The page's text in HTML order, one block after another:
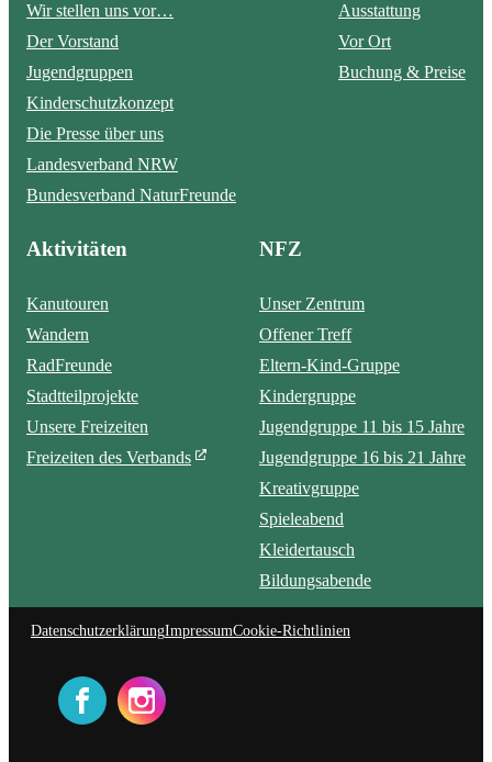
Wir stellen uns vor…
Der Vorstand
Jugendgruppen
Kinderschutzkonzept
Die Presse über uns
Landesverband NRW
Bundesverband NaturFreunde
Ausstattung
Vor Ort
Buchung & Preise
Aktivitäten
Kanutouren
Wandern
RadFreunde
Stadtteilprojekte
Unsere Freizeiten
Freizeiten des Verbands
NFZ
Unser Zentrum
Offener Treff
Eltern-Kind-Gruppe
Kindergruppe
Jugendgruppe 11 bis 15 Jahre
Jugendgruppe 16 bis 21 Jahre
Kreativgruppe
Spieleabend
Kleidertausch
Bildungsabende
DatenschutzerklärungImpressumCookie-Richtlinien